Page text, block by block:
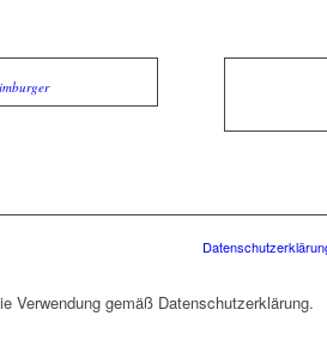
Verwendung gemäß Datenschutzerklärung.